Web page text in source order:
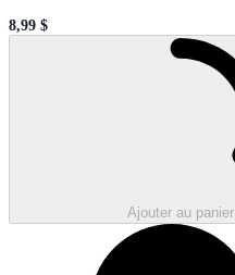
Sale price
8,99 $
Ajouter au panier